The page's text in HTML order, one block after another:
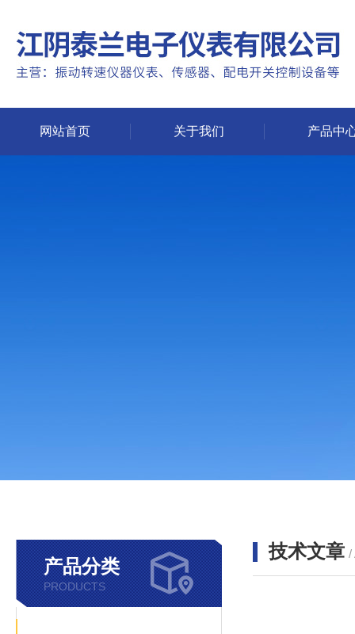
网站首页 关于我们 产品中
产品分类
PRODUCTS
技术文章 /